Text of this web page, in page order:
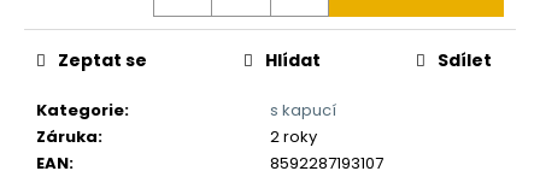
Kategorie:
s kapucí
Záruka:
2 roky
EAN:
8592287193107
Zeptat se Hlídat Sdílet